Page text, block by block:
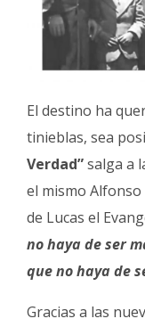
El destino ha
tinieblas, sea
Verdad”salga a
el mismo
de Lucas el
no haya de ser
que no haya de
Gracias a las